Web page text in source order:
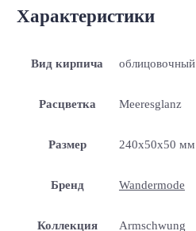
Характеристики
Вид кирпича облицовочный
Расцветка Meeresglanz
Размер 240x50x50 мм
Бренд Wandermode
Коллекция Armschwung